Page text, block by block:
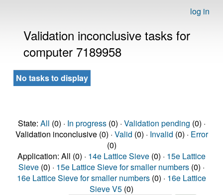
log in
Validation inconclusive tasks for
computer 7189958
No tasks to display
State: All (0) · In progress(0) · Validation pending (0) ·
Validation inconclusive (0) · Valid (0) · Invalid (0) · Error
(0)
Application: All (0) · 14e Lattice Sieve (0) · 15e Lattice
Sieve (0) · 15e Lattice Sieve for smaller numbers (0) ·
16e Lattice Sieve for smaller numbers (0) · 16e Lattice
Sieve V5 (0)